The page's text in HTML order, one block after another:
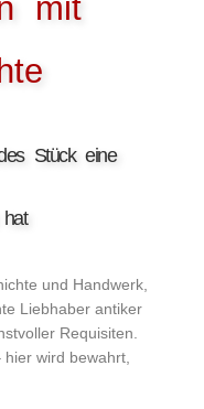
mit
Stück eine
und Handwerk,
Liebhaber antiker
Requisiten.
wird bewahrt,